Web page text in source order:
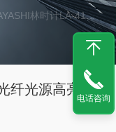
林时计LA-410UV-B3光纤光源高亮度卤素灯
纤光源高亮度
电话咨询